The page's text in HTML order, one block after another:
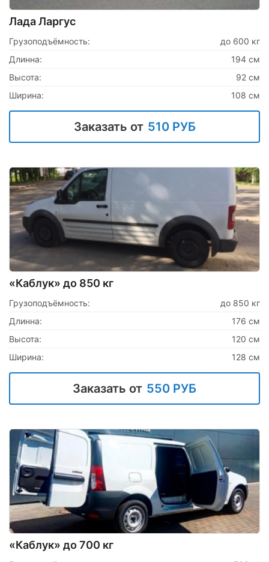
Лада Ларгус
Грузоподъёмность:
до 600 кг
Длинна:
194 см
Высота:
92 см
Ширина:
108 см
Заказать от 510 РУБ
«Каблук» до 850 кг
Грузоподъёмность:
до 850 кг
Длинна:
176 см
Высота:
120 см
Ширина:
128 см
Заказать от 550 РУБ
«Каблук» до 700 кг